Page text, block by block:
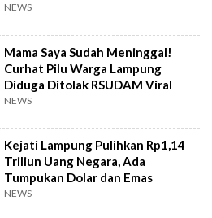
NEWS
Mama Saya Sudah Meninggal!
Curhat Pilu Warga Lampung
Diduga Ditolak RSUDAM Viral
NEWS
Kejati Lampung Pulihkan Rp1,14
Triliun Uang Negara, Ada
Tumpukan Dolar dan Emas
NEWS